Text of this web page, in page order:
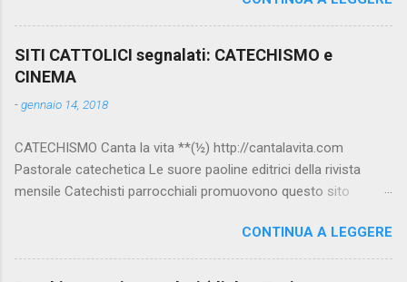
SITI CATTOLICI segnalati: CATECHISMO e
CINEMA
-gennaio 14, 2018
CATECHISMO Canta la vita **(½) http://cantalavita.com
Pastorale catechetica Le suore paoline editrici della rivista
mensile Catechisti parrocchiali promuovono questo sito
www.facebook.com/PaolineGiovanieVangelo/ Carimo **
http://www.carimo.it Contiene i Catechismo della Chiesa
CONTINUA A LEGGERE